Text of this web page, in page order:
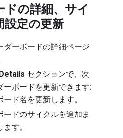
ドの詳細、サイ
設定の更新
ダーボードの詳細ページ
セクションで、次
ーボードを更新できます:
ード名を更新します。
ードのサイクルを追加ま
す。